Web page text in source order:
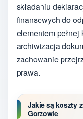
składaniu
finansowych do
elementem
archiwizacja
zachowanie
prawa.
Jakie są koszty
Gorzowie